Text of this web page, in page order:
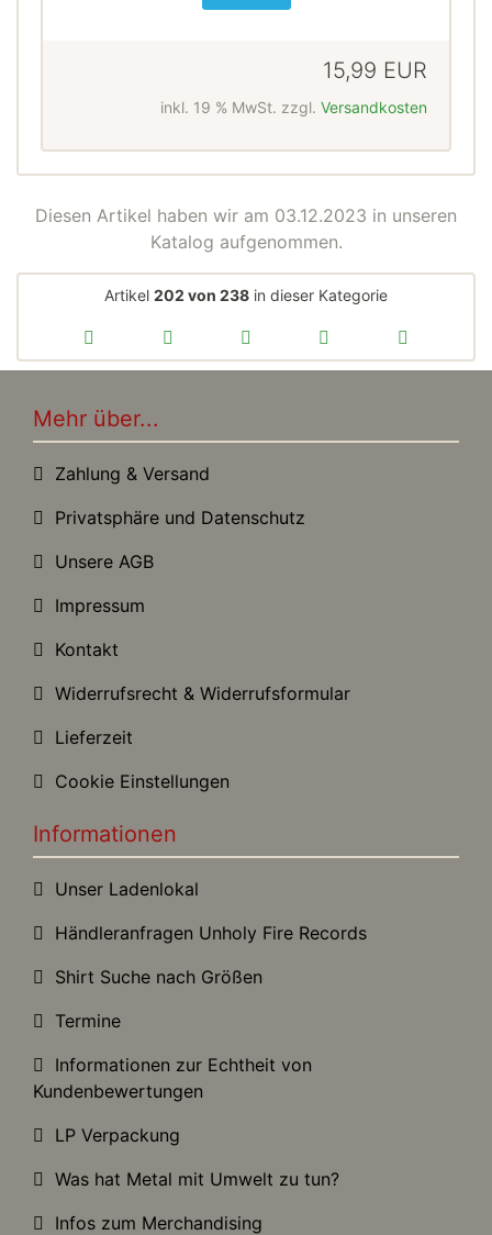
15,99 EUR
inkl. 19 % MwSt. zzgl. Versandkosten
Diesen Artikel haben wir am 03.12.2023 in unseren
Katalog aufgenommen.
Artikel 202 von 238 in dieser Kategorie
Mehr über...
Zahlung & Versand
Privatsphäre und Datenschutz
Unsere AGB
Impressum
Kontakt
Widerrufsrecht & Widerrufsformular
Lieferzeit
Cookie Einstellungen
Informationen
Unser Ladenlokal
Händleranfragen Unholy Fire Records
Shirt Suche nach Größen
Termine
Informationen zur Echtheit von
Kundenbewertungen
LP Verpackung
Was hat Metal mit Umwelt zu tun?
Infos zum Merchandising